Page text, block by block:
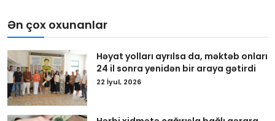
Ən çox oxunanlar
Həyat yolları ayrılsa da, məktəb onları
24 il sonra yenidən bir araya gətirdi
22 İyul, 2026